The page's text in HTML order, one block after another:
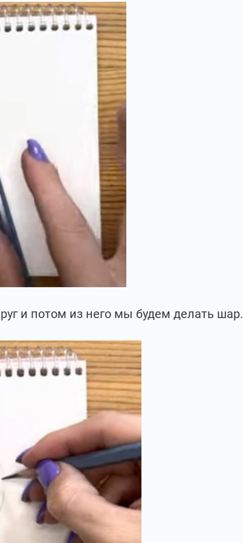
и потом из него мы будем делать шар.